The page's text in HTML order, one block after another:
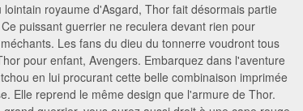
lointain royaume d'Asgard, Thor fait désormais partie
puissant guerrier ne reculera devant rien pour
Les fans du dieu du tonnerre voudront tous
pour enfant, Avengers. Embarquez dans l'aventure
en lui procurant cette belle combinaison imprimée
Elle reprend le même design que l'armure de Thor.